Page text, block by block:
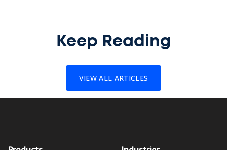
Keep Reading
VIEW ALL ARTICLES